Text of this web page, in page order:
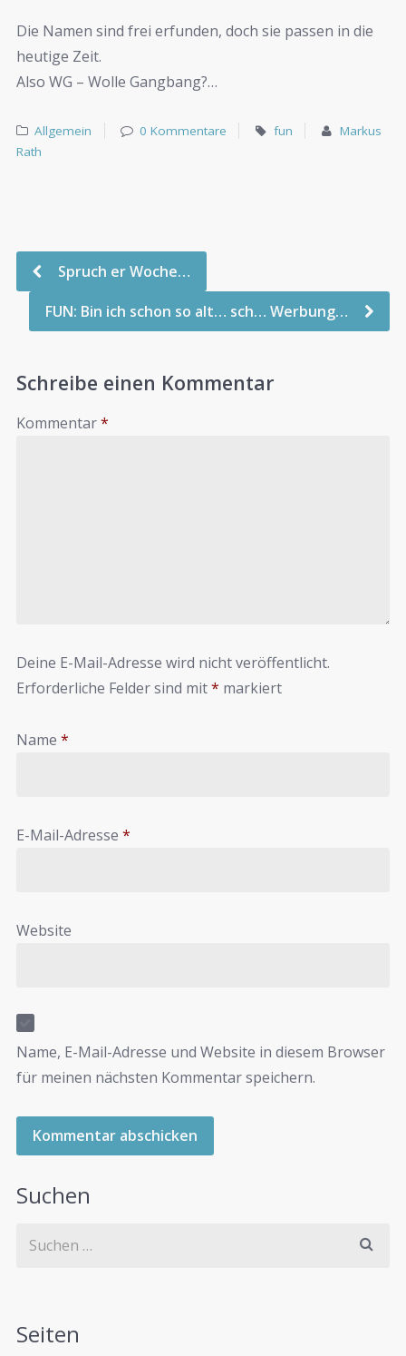
Die Namen sind frei erfunden, doch sie passen in die
heutige Zeit.
Also WG – Wolle Gangbang?…
Allgemein 0 Kommentare fun
Markus
Rath
Spruch er Woche…
FUN: Bin ich schon so alt… sch… Werbung…
Schreibe einen Kommentar
Kommentar*
Deine E-Mail-Adresse wird nicht veröffentlicht.
Erforderliche Felder sind mit* markiert
Name *
E-Mail-Adresse *
Website
Name, E-Mail-Adresse und Website in diesem Browser
für meinen nächsten Kommentar speichern.
Suchen
Seiten